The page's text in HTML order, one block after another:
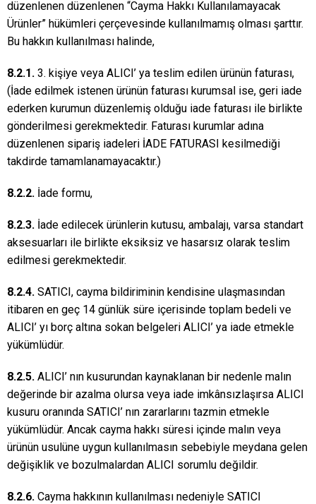
düzenlenen düzenlenen “Cayma Hakkı Kullanılamayacak
Ürünler” hükümleri çerçevesinde kullanılmamış olması şarttır.
Bu hakkın kullanılması halinde,
8.2.1. 3. kişiye veya ALICI’ ya teslim edilen ürünün faturası,
(İade edilmek istenen ürünün faturası kurumsal ise, geri iade
ederken kurumun düzenlemiş olduğu iade faturası ile birlikte
gönderilmesi gerekmektedir. Faturası kurumlar adına
düzenlenen sipariş iadeleri İADE FATURASI kesilmediği
takdirde tamamlanamayacaktır.)
8.2.2. İade formu,
8.2.3. İade edilecek ürünlerin kutusu, ambalajı, varsa standart
aksesuarları ile birlikte eksiksiz ve hasarsız olarak teslim
edilmesi gerekmektedir.
8.2.4. SATICI, cayma bildiriminin kendisine ulaşmasından
itibaren en geç 14 günlük süre içerisinde toplam bedeli ve
ALICI’ yı borç altına sokan belgeleri ALICI’ ya iade etmekle
yükümlüdür.
8.2.5. ALICI’ nın kusurundan kaynaklanan bir nedenle malın
değerinde bir azalma olursa veya iade imkânsızlaşırsa ALICI
kusuru oranında SATICI’ nın zararlarını tazmin etmekle
yükümlüdür. Ancak cayma hakkı süresi içinde malın veya
ürünün usulüne uygun kullanılmasın sebebiyle meydana gelen
değişiklik ve bozulmalardan ALICI sorumlu değildir.
8.2.6. Cayma hakkının kullanılması nedeniyle SATICI